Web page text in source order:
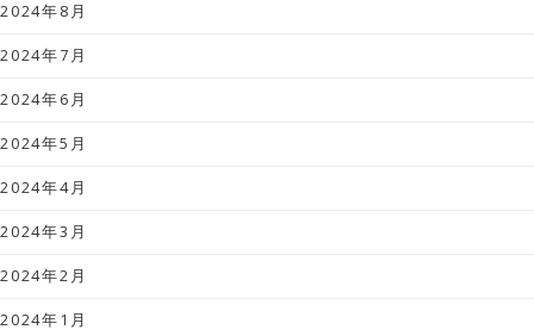
2024年8月
2024年7月
2024年6月
2024年5月
2024年4月
2024年3月
2024年2月
2024年1月